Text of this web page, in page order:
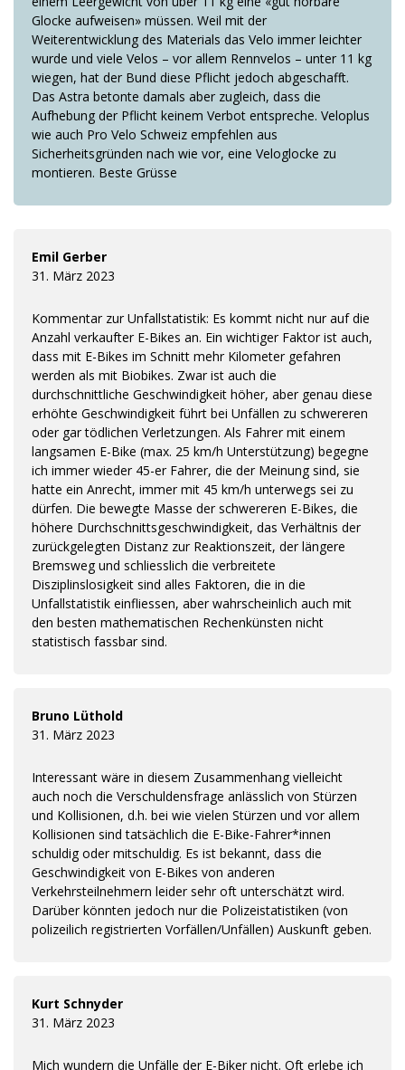
Glocke aufweisen» müssen. Weil mit der
Weiterentwicklung des Materials das Velo immer leichter
wurde und viele Velos – vor allem Rennvelos – unter 11 kg
wiegen, hat der Bund diese Pflicht jedoch abgeschafft.
Das Astra betonte damals aber zugleich, dass die
Aufhebung der Pflicht keinem Verbot entspreche. Veloplus
wie auch Pro Velo Schweiz empfehlen aus
Sicherheitsgründen nach wie vor, eine Veloglocke zu
montieren. Beste Grüsse
Emil Gerber
31. März 2023
Kommentar zur Unfallstatistik: Es kommt nicht nur auf die
Anzahl verkaufter E-Bikes an. Ein wichtiger Faktor ist auch,
dass mit E-Bikes im Schnitt mehr Kilometer gefahren
werden als mit Biobikes. Zwar ist auch die
durchschnittliche Geschwindigkeit höher, aber genau diese
erhöhte Geschwindigkeit führt bei Unfällen zu schwereren
oder gar tödlichen Verletzungen. Als Fahrer mit einem
langsamen E-Bike (max. 25 km/h Unterstützung) begegne
ich immer wieder 45-er Fahrer, die der Meinung sind, sie
hatte ein Anrecht, immer mit 45 km/h unterwegs sei zu
dürfen. Die bewegte Masse der schwereren E-Bikes, die
höhere Durchschnittsgeschwindigkeit, das Verhältnis der
zurückgelegten Distanz zur Reaktionszeit, der längere
Bremsweg und schliesslich die verbreitete
Disziplinslosigkeit sind alles Faktoren, die in die
Unfallstatistik einfliessen, aber wahrscheinlich auch mit
den besten mathematischen Rechenkünsten nicht
statistisch fassbar sind.
Bruno Lüthold
31. März 2023
Interessant wäre in diesem Zusammenhang vielleicht
auch noch die Verschuldensfrage anlässlich von Stürzen
und Kollisionen, d.h. bei wie vielen Stürzen und vor allem
Kollisionen sind tatsächlich die E-Bike-Fahrer*innen
schuldig oder mitschuldig. Es ist bekannt, dass die
Geschwindigkeit von E-Bikes von anderen
Verkehrsteilnehmern leider sehr oft unterschätzt wird.
Darüber könnten jedoch nur die Polizeistatistiken (von
polizeilich registrierten Vorfällen/Unfällen) Auskunft geben.
Kurt Schnyder
31. März 2023
Mich wundern die Unfälle der E-Biker nicht. Oft erlebe ich